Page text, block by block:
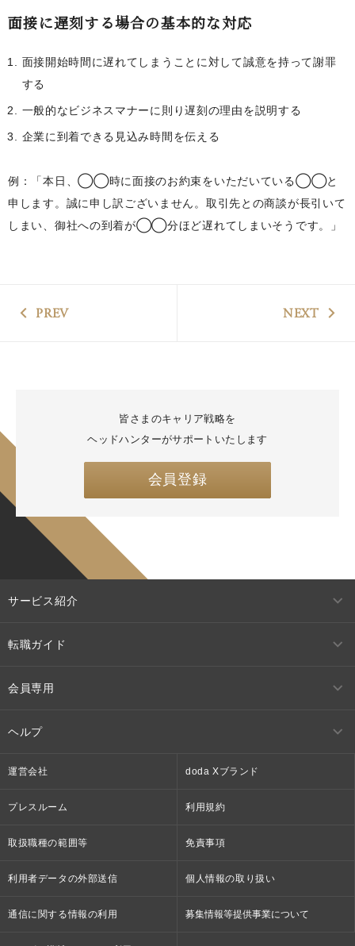
面接に遅刻する場合の基本的な対応
面接開始時間に遅れてしまうことに対して誠意を持って謝罪
する
一般的なビジネスマナーに則り遅刻の理由を説明する
企業に到着できる見込み時間を伝える
例：「本日、◯◯時に面接のお約束をいただいている◯◯と
申します。誠に申し訳ございません。取引先との商談が長引いて
しまい、御社への到着が◯◯分ほど遅れてしまいそうです。」
PREV NEXT
皆さまのキャリア戦略を
ヘッドハンターがサポートいたします
会員登録
サービス紹介
転職ガイド
会員専用
ヘルプ
運営会社 doda Xブランド
プレスルーム 利用規約
取扱職種の範囲等 免責事項
利用者データの外部送信 個人情報の取り扱い
通信に関する情報の利用 募集情報等提供事業について